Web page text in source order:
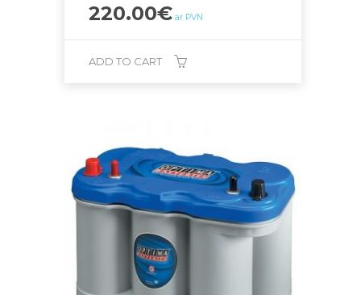
220.00€ ar PVN
ADD TO CART